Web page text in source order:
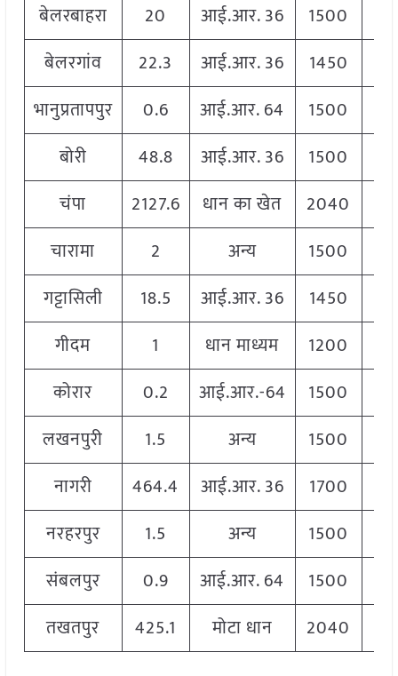
बेलरबाहरा 20 आई.आर. 36 1500
बेलरगांव
22.3 आई.आर. 36 1450
भानुप्रतापपुर
0.6 आई.आर. 64 1500
बोरी
48.8 आई.आर. 36 1500
चंपा
2127.6 धान का खेत 2040
चारामा
2 अन्य 1500
गट्टासिली
18.5 आई.आर. 36 1450
गीदम
1 धान माध्यम 1200
कोरार
0.2 आई.आर.-64 1500
लखनपुरी
1.5 अन्य 1500
नागरी
464.4 आई.आर. 36 1700
नरहरपुर
1.5 अन्य 1500
संबलपुर
0.9 आई.आर. 64 1500
तखतपुर
425.1 मोटा धान 2040